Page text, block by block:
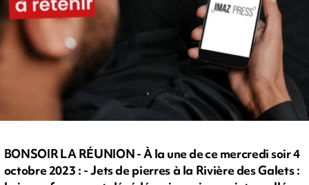
BONSOIR LA RÉUNION - À la une de ce mercredi soir 4
octobre 2023 : - Jets de pierres à la Rivière des Galets :